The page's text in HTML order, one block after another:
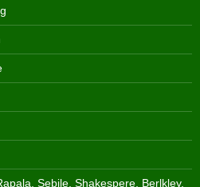
Sebile, Shakespere, Berlkley,